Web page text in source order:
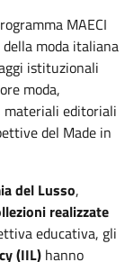
MAECI
moda italiana
istituzionali
moda,
materiali editoriali
del Made in
del Lusso,
realizzate
educativa, gli
(IIL) hanno